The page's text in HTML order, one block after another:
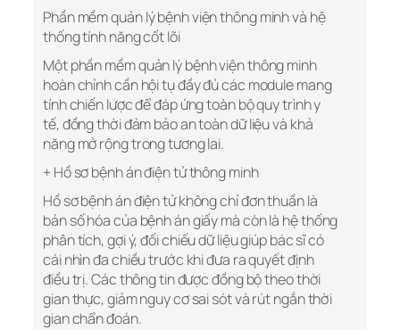
Phần mềm quản lý bệnh viện thông minh và hệ
thống tính năng cốt lõi
Một phần mềm quản lý bệnh viện thông minh
hoàn chỉnh cần hội tụ đầy đủ các module mang
tính chiến lược để đáp ứng toàn bộ quy trình y
tế, đồng thời đảm bảo an toàn dữ liệu và khả
năng mở rộng trong tương lai.
+ Hồ sơ bệnh án điện tử thông minh
Hồ sơ bệnh án điện tử không chỉ đơn thuần là
bản số hóa của bệnh án giấy mà còn là hệ thống
phân tích, gợi ý, đối chiếu dữ liệu giúp bác sĩ có
cái nhìn đa chiều trước khi đưa ra quyết định
điều trị. Các thông tin được đồng bộ theo thời
gian thực, giảm nguy cơ sai sót và rút ngắn thời
gian chẩn đoán.